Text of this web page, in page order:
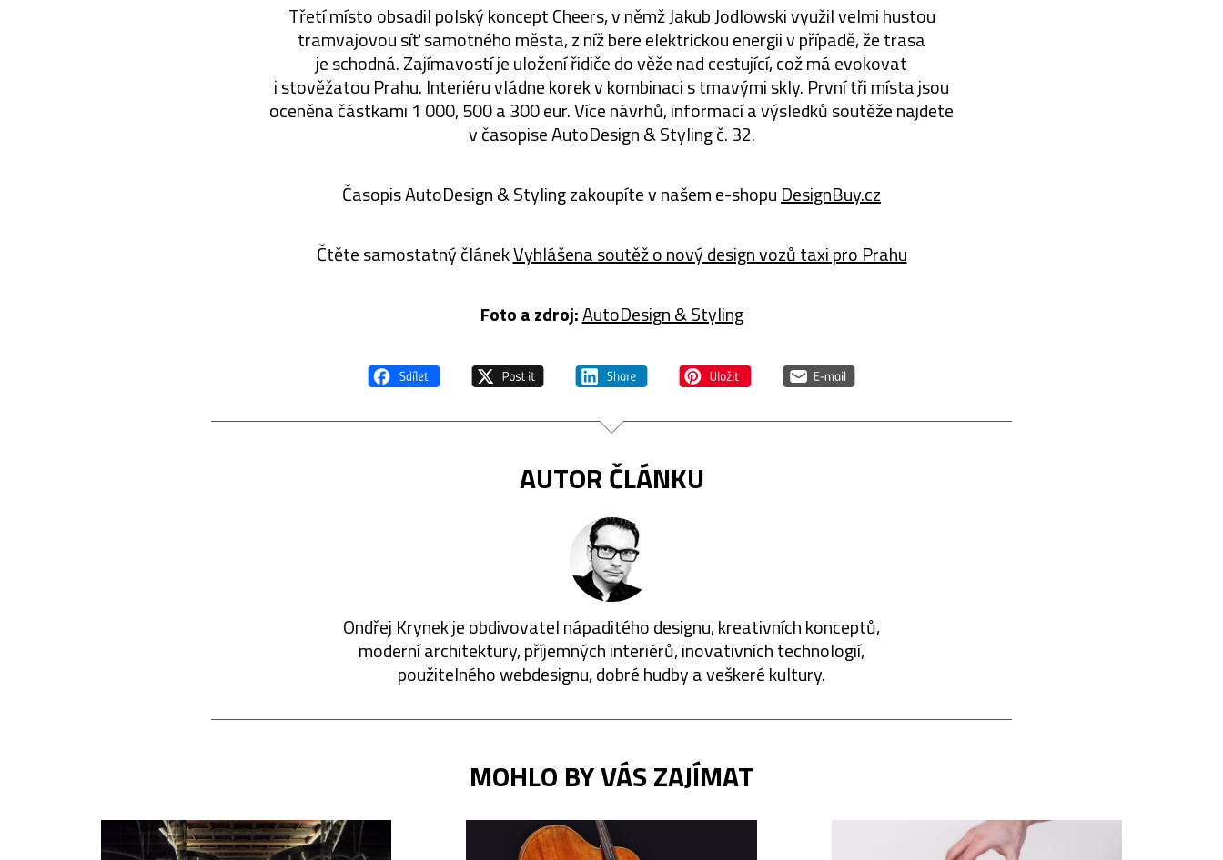
Třetí místo obsadil polský koncept Cheers, v němž Jakub Jodlowski využil velmi hustou
tramvajovou síť samotného města, z níž bere elektrickou energii v případě, že trasa
je schodná. Zajímavostí je uložení řidiče do věže nad cestující, což má evokovat
i stověžatou Prahu. Interiéru vládne korek v kombinaci s tmavými skly. První tři místa jsou
oceněna částkami 1 000, 500 a 300 eur. Více návrhů, informací a výsledků soutěže najdete
v časopise AutoDesign & Styling č. 32.
Časopis AutoDesign & Styling zakoupíte v našem e-shopu DesignBuy.cz
Čtěte samostatný článekVyhlášena soutěž o nový design vozů taxi pro Prahu
Foto a zdroj:AutoDesign & Styling
AUTOR ČLÁNKU
Ondřej Krynek je obdivovatel nápaditého designu, kreativních konceptů,
moderní architektury, příjemných interiérů, inovativních technologií,
použitelného webdesignu, dobré hudby a veškeré kultury.
MOHLO BY VÁS ZAJÍMAT